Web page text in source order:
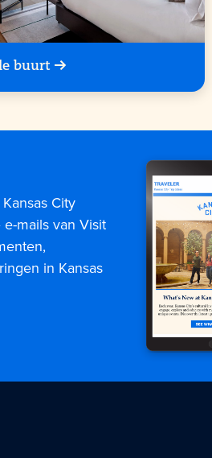
buurt
City
mails van Visit
in Kansas